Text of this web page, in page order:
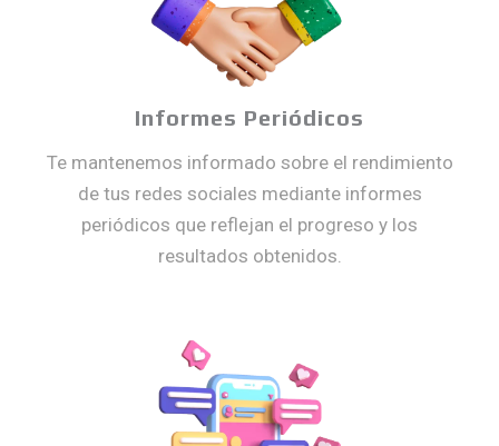
Informes Periódicos
Te mantenemos informado sobre el rendimiento
de tus redes sociales mediante informes
periódicos que reflejan el progreso y los
resultados obtenidos.